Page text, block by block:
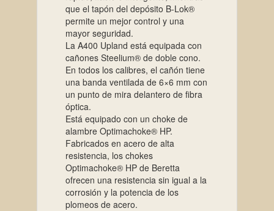
que el tapón del depósito B-Lok®
permite un mejor control y una
mayor seguridad.
La A400 Upland está equipada con
cañones Steelium® de doble cono.
En todos los calibres, el cañón tiene
una banda ventilada de 6×6 mm con
un punto de mira delantero de fibra
óptica.
Está equipado con un choke de
alambre Optimachoke® HP.
Fabricados en acero de alta
resistencia, los chokes
Optimachoke® HP de Beretta
ofrecen una resistencia sin igual a la
corrosión y la potencia de los
plomeos de acero.